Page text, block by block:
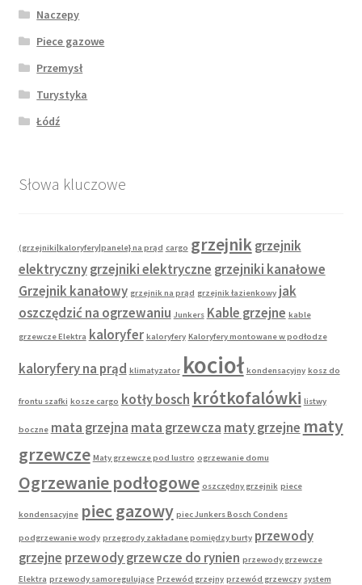
Naczepy
Piece gazowe
Przemysł
Turystyka
Łódź
Słowa kluczowe
(grzejniki|kaloryfery|panele} na prąd cargo grzejnik grzejnik
elektryczny grzejniki elektryczne grzejniki kanałowe
Grzejnik kanałowy grzejnik na prąd grzejnik łazienkowy jak
oszczędzić na ogrzewaniu Junkers Kable grzejne kable
grzewcze Elektra kaloryfer kaloryfery Kaloryfery montowane w podłodze
kaloryfery na prąd klimatyzator kocioł kondensacyjny kosz do
frontu szafki kosze cargo kotły bosch krótkofalówki listwy
boczne mata grzejna mata grzewcza maty grzejne maty
grzewcze Maty grzewcze pod lustro ogrzewanie domu
Ogrzewanie podłogowe oszczędny grzejnik piece
kondensacyjne piec gazowy piec Junkers Bosch Condens
podgrzewanie wody przegrody zakładane pomiędzy burty przewody
grzejne przewody grzewcze do rynien przewody grzewcze
Elektra przewody samoregulujące Przewód grzejny przewód grzewczy system